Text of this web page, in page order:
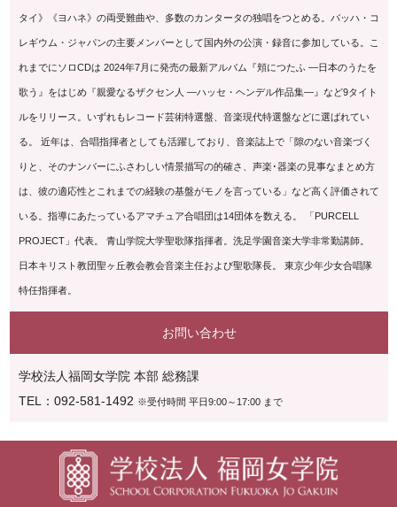
タイ》《ヨハネ》の両受難曲や、多数のカンタータの独唱をつとめる。バッハ・コ
レギウム・ジャパンの主要メンバーとして国内外の公演・録音に参加している。こ
れまでにソロCDは 2024年7月に発売の最新アルバム『頬につたふ ―日本のうたを
歌う』をはじめ『親愛なるザクセン人 ―ハッセ・ヘンデル作品集―』など9タイト
ルをリリース。いずれもレコード芸術特選盤、音楽現代特選盤などに選ばれてい
る。 近年は、合唱指揮者としても活躍しており、音楽誌上で「隙のない音楽づく
りと、そのナンバーにふさわしい情景描写の的確さ、声楽･器楽の見事なまとめ方
は、彼の適応性とこれまでの経験の基盤がモノを言っている」など高く評価されて
いる。指導にあたっているアマチュア合唱団は14団体を数える。 「PURCELL
PROJECT」代表。 青山学院大学聖歌隊指揮者。洗足学園音楽大学非常勤講師。
日本キリスト教団聖ヶ丘教会教会音楽主任および聖歌隊長。 東京少年少女合唱隊
特任指揮者。
お問い合わせ
学校法人福岡女学院 本部 総務課
TEL：092-581-1492 ※受付時間 平日9:00～17:00 まで